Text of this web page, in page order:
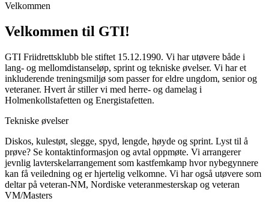
Velkommen
Velkommen til GTI!
GTI Friidrettsklubb ble stiftet 15.12.1990. Vi har utøvere både i
lang- og mellomdistanseløp, sprint og tekniske øvelser. Vi har et
inkluderende treningsmiljø som passer for eldre ungdom, senior og
veteraner. Hvert år stiller vi med herre- og damelag i
Holmenkollstafetten og Energistafetten.
Tekniske øvelser
Diskos, kulestøt, slegge, spyd, lengde, høyde og sprint. Lyst til å
prøve? Se kontaktinformasjon og avtal oppmøte. Vi arrangerer
jevnlig lavterskelarrangement som kastfemkamp hvor nybegynnere
kan få veiledning og er hjertelig velkomne. Vi har også utøvere som
deltar på veteran-NM, Nordiske veteranmesterskap og veteran
VM/Masters